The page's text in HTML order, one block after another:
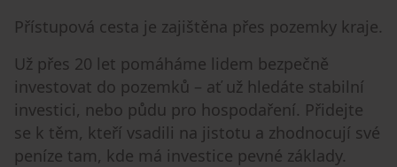
Přístupová cesta je zajištěna přes pozemky kraje.
Už přes 20 let pomáháme lidem bezpečně
investovat do pozemků – ať už hledáte stabilní
investici, nebo půdu pro hospodaření. Přidejte
se k těm, kteří vsadili na jistotu a zhodnocují své
peníze tam, kde má investice pevné základy.